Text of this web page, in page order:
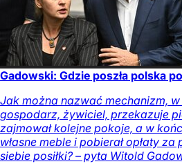
Gadowski: Gdzie poszła polska
Jak można nazwać mechanizm,
gospodarz, żywiciel, przekazuje
zajmował kolejne pokoje, a w
własne meble i pobierał opłaty
siebie posiłki? – pyta Witold